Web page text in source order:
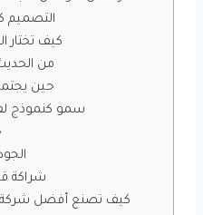
التصميم
كيف تختار
من
حين
سمو كنموذج
شراكة
كيف تصنع أفضل شركة